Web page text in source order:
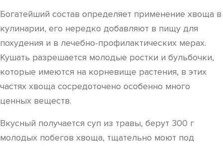
Богатейший состав определяет применение хвоща в
кулинарии, его нередко добавляют в пищу для
похудения и в лечебно-профилактических мерах.
Кушать разрешается молодые ростки и бульбочки,
которые имеются на корневище растения, в этих
частях хвоща сосредоточено особенно много
ценных веществ.
Вкусный получается суп из травы, берут 300 г
молодых побегов хвоща, тщательно моют под